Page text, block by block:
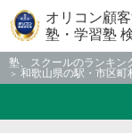
オリコン顧
塾・学習塾
塾、スクールのランキン
和歌山県の駅・市区町